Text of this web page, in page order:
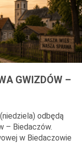
…
GWIZDÓW –
odbędą
– Biedaczów.
w Biedaczowie